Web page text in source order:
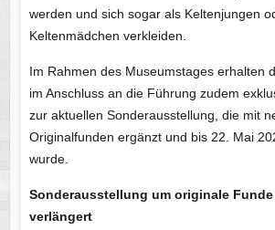
werden und sich sogar als Keltenjungen
Keltenmädchen verkleiden.
Im Rahmen des Museumstages erhalten
im Anschluss an die Führung zudem
zur aktuellen Sonderausstellung, die mit
Originalfunden ergänzt und bis 22. Mai
wurde.
Sonderausstellung um originale
verlängert